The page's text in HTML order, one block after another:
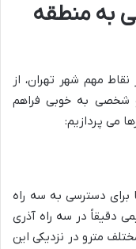
به منطقه
مهم شهر تهران، از
شخصی به خوبی فراهم
می پردازیم:
برای دسترسی به سه راه
دقیقاً در سه راه آذری
مترو در نزدیکی این